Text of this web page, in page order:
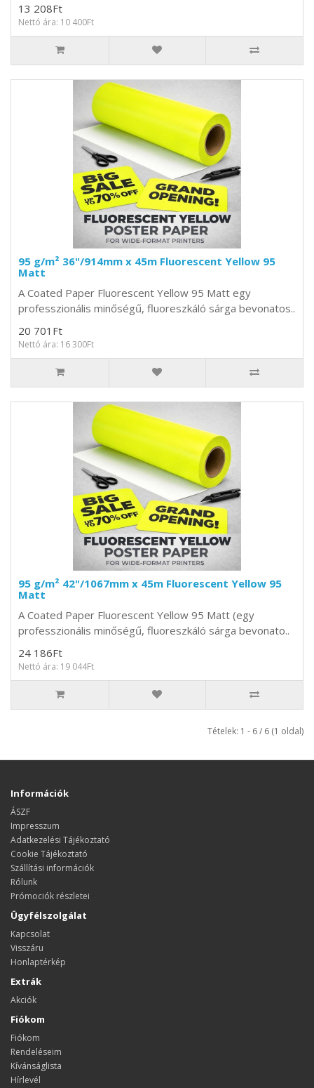
13 208Ft
Nettó ára: 10 400Ft
95 g/m² 36"/914mm x 45m Fluorescent Yellow 95
Matt
A Coated Paper Fluorescent Yellow 95 Matt egy
professzionális minőségű, fluoreszkáló sárga bevonatos..
20 701Ft
Nettó ára: 16 300Ft
95 g/m² 42"/1067mm x 45m Fluorescent Yellow 95
Matt
A Coated Paper Fluorescent Yellow 95 Matt (egy
professzionális minőségű, fluoreszkáló sárga bevonato..
24 186Ft
Nettó ára: 19 044Ft
Tételek: 1 - 6 / 6 (1 oldal)
Információk
ÁSZF
Impresszum
Adatkezelési Tájékoztató
Cookie Tájékoztató
Szállítási információk
Rólunk
Prómociók részletei
Ügyfélszolgálat
Kapcsolat
Visszáru
Honlaptérkép
Extrák
Akciók
Fiókom
Fiókom
Rendeléseim
Kívánságlista
Hírlevél